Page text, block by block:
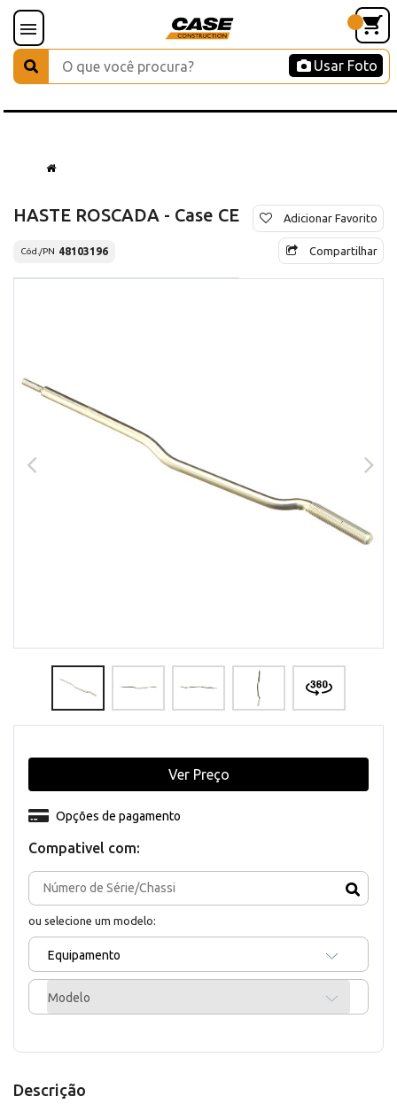
Usar Foto
HASTE ROSCADA - Case CE
Cód./PN 48103196
Adicionar Favorito
Compartilhar
Compativel com:
ou selecione um modelo:
Equipamento
Modelo
Opções de pagamento
Ver Preço
Descrição